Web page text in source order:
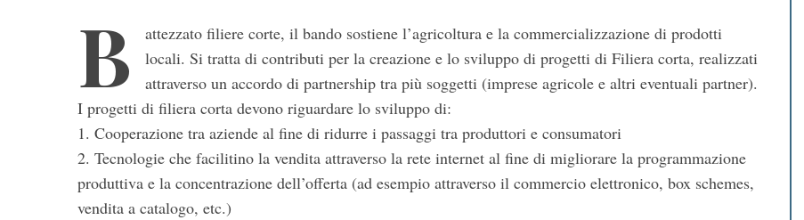
B
attezzato filiere corte, il bando sostiene l’agricoltura e la commercializzazione di prodotti
locali. Si tratta di contributi per la creazione e lo sviluppo di progetti di Filiera corta, realizzati
attraverso un accordo di partnership tra più soggetti (imprese agricole e altri eventuali partner).
I progetti di filiera corta devono riguardare lo sviluppo di:
1. Cooperazione tra aziende al fine di ridurre i passaggi tra produttori e consumatori
2. Tecnologie che facilitino la vendita attraverso la rete internet al fine di migliorare la programmazione
produttiva e la concentrazione dell’offerta (ad esempio attraverso il commercio elettronico, box schemes,
vendita a catalogo, etc.)
S
e
a